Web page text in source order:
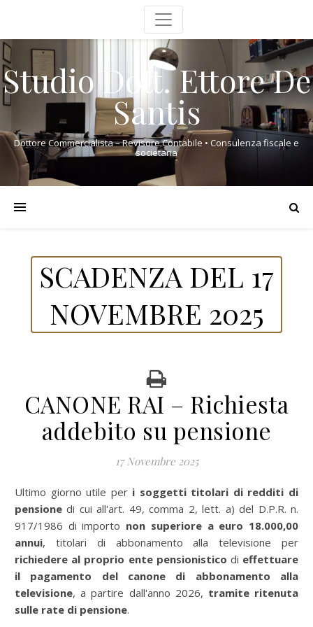
Studio Dott. Ettore De
Santis
Dottore Commercialista – Revisore Contabile • Consulenza fiscale e
societaria
SCADENZA DEL 17
NOVEMBRE 2025
CANONE RAI – Richiesta
addebito su pensione
17 Novembre 2025
Ultimo giorno utile per i soggetti titolari di redditi di
pensione di cui all'art. 49, comma 2, lett. a) del D.P.R. n.
917/1986 di importo non superiore a euro 18.000,00
annui, titolari di abbonamento alla televisione per
richiedere al proprio ente pensionistico di effettuare
il pagamento del canone di abbonamento alla
televisione, a partire dall'anno 2026, tramite ritenuta
sulle rate di pensione.